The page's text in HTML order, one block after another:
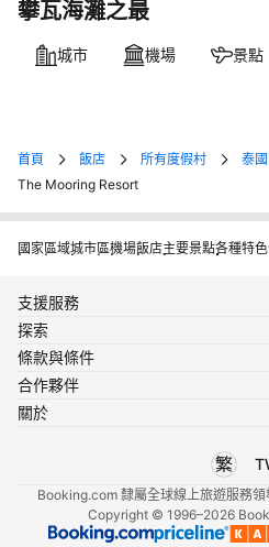
攀瓦海灘之最
城市 機場 景點
首頁 飯店 所有度假村 泰國
The Mooring Resort
國家區域城市區機場飯店主要景點各種特
支援服務
探索
條款與條件
合作夥伴
關於
選擇您
Booking.com 隸屬全球線上旅遊服務
Copyright © 1996–2026